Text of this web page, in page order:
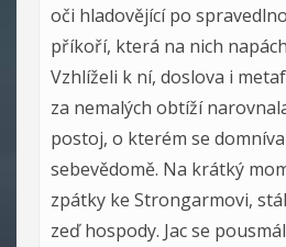
oči hladovějící po
příkoří, která na nich
Vzhlíželi k ní, doslova i
za nemalých obtíží
postoj, o kterém se
sebevědomě. Na krátký
zpátky ke Strongarmovi,
zeď hospody. Jac se